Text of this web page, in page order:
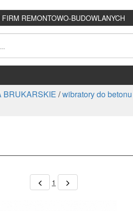
REMONTOWO-BUDOWLANYCH
BRUKARSKIE /wibratory do betonu
1